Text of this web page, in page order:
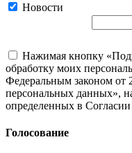
Новости
Нажимая кнопку
обработку моих
Федеральным законом
персональных данных»,
определенных в
Голосование